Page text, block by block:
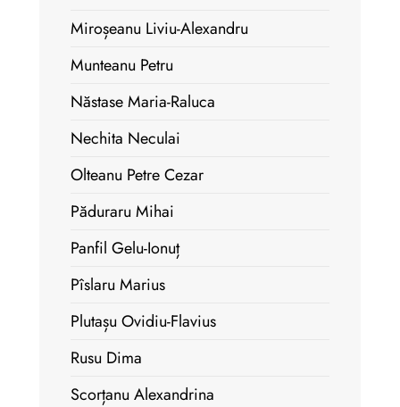
Miroșeanu Liviu-Alexandru
Munteanu Petru
Năstase Maria-Raluca
Nechita Neculai
Olteanu Petre Cezar
Păduraru Mihai
Panfil Gelu-Ionuț
Pîslaru Marius
Plutașu Ovidiu-Flavius
Rusu Dima
Scorțanu Alexandrina